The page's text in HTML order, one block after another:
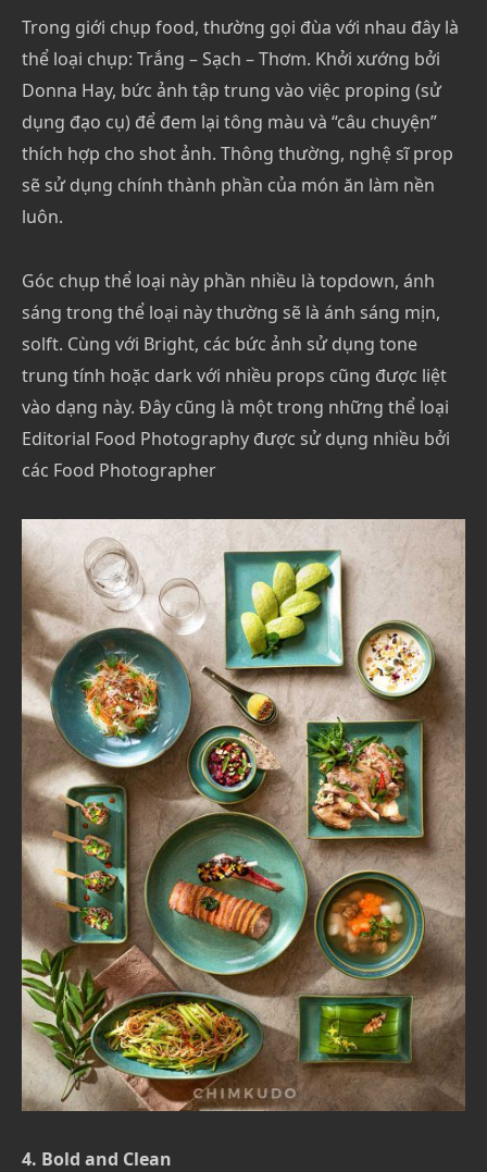
Trong giới chụp food, thường gọi đùa với nhau đây là
thể loại chụp: Trắng – Sạch – Thơm. Khởi xướng bởi
Donna Hay, bức ảnh tập trung vào việc proping (sử
dụng đạo cụ) để đem lại tông màu và “câu chuyện”
thích hợp cho shot ảnh. Thông thường, nghệ sĩ prop
sẽ sử dụng chính thành phần của món ăn làm nền
luôn.
Góc chụp thể loại này phần nhiều là topdown, ánh
sáng trong thể loại này thường sẽ là ánh sáng mịn,
solft. Cùng với Bright, các bức ảnh sử dụng tone
trung tính hoặc dark với nhiều props cũng được liệt
vào dạng này. Đây cũng là một trong những thể loại
Editorial Food Photography được sử dụng nhiều bởi
các Food Photographer
4. Bold and Clean